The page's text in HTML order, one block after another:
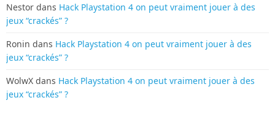
Nestor dans Hack Playstation 4 on peut vraiment jouer à des
jeux “crackés” ?
Ronin dans Hack Playstation 4 on peut vraiment jouer à des
jeux “crackés” ?
WolwX dans Hack Playstation 4 on peut vraiment jouer à des
jeux “crackés” ?